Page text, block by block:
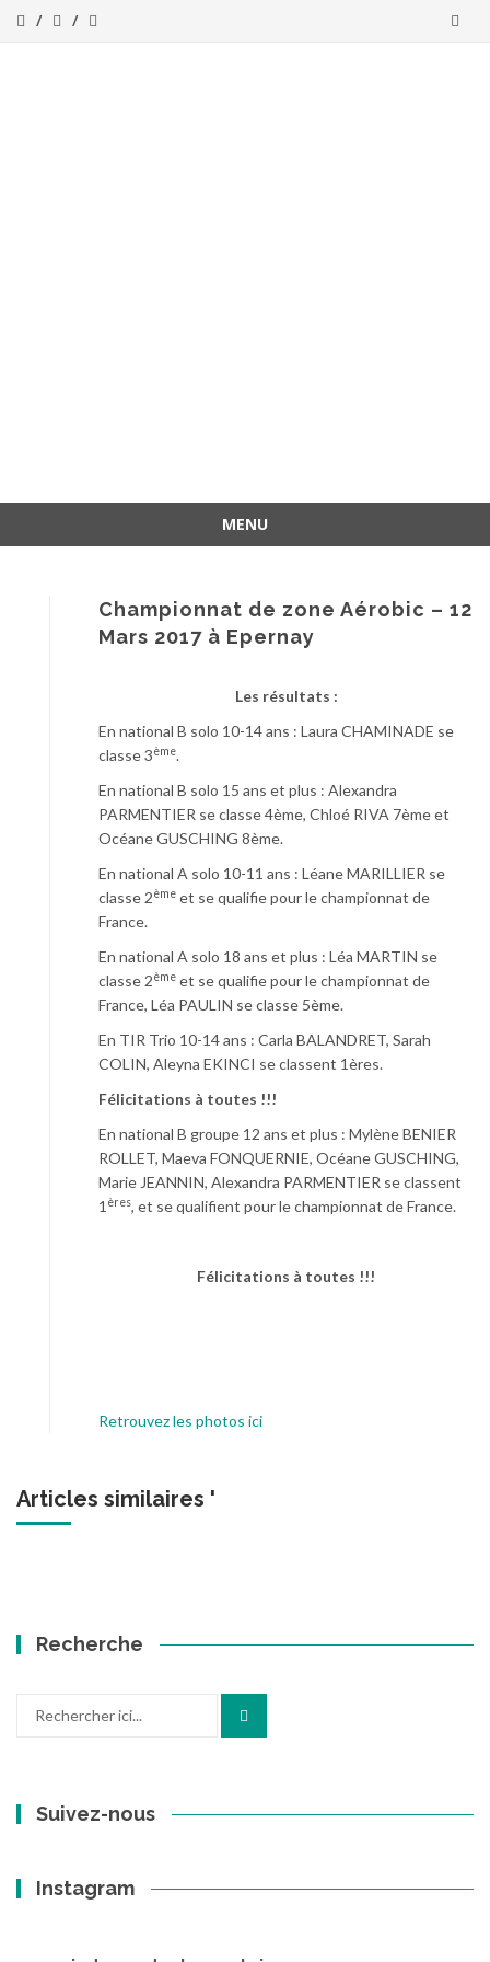
MENU
Championnat de zone Aérobic – 12
Mars 2017 à Epernay
Les résultats :
En national B solo 10-14 ans : Laura CHAMINADE se
classe 3ème.
En national B solo 15 ans et plus : Alexandra
PARMENTIER se classe 4ème, Chloé RIVA 7ème et
Océane GUSCHING 8ème.
En national A solo 10-11 ans : Léane MARILLIER se
classe 2ème et se qualifie pour le championnat de
France.
En national A solo 18 ans et plus : Léa MARTIN se
classe 2ème et se qualifie pour le championnat de
France, Léa PAULIN se classe 5ème.
En TIR Trio 10-14 ans : Carla BALANDRET, Sarah
COLIN, Aleyna EKINCI se classent 1ères.
Félicitations à toutes !!!
En national B groupe 12 ans et plus : Mylène BENIER
ROLLET, Maeva FONQUERNIE, Océane GUSCHING,
Marie JEANNIN, Alexandra PARMENTIER se classent
1 ères, et se qualifient pour le championnat de France.
Félicitations à toutes !!!
Retrouvez les photos ici
Articles similaires '
Recherche
Suivez-nous
Instagram